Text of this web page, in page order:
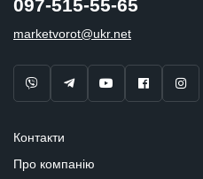
097-515-55-65
marketvorot@ukr.net
Контакти
Про компанію